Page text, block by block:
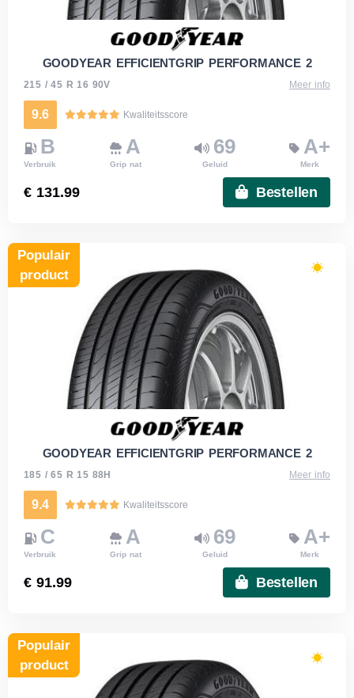
GOODYEAR EFFICIENTGRIP PERFORMANCE 2
215 / 45 R 16 90V Meer info
9.6 Kwaliteitsscore
B
Verbruik
A
Grip nat
69
Geluid
A+
Merk
€ 131.99 Bestellen
Populair
product
GOODYEAR EFFICIENTGRIP PERFORMANCE 2
185 / 65 R 15 88H Meer info
9.4 Kwaliteitsscore
C
Verbruik
A
Grip nat
69
Geluid
A+
Merk
€ 91.99 Bestellen
Populair
product